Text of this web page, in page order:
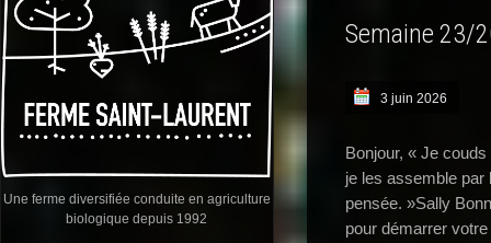
Une ferme diversifiée conduite en agriculture
biologique depuis 1992
Semaine 23/
3 juin 2026
Bonjour, « Je
je les assemble par
pensée. »Sally
pour démarrer votre